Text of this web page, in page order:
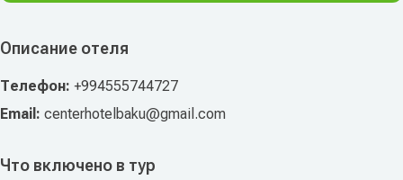
Описание отеля
Телефон: +994555744727
Email: centerhotelbaku@gmail.com
Что включено в тур